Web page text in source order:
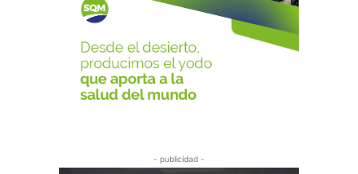
- publicidad -